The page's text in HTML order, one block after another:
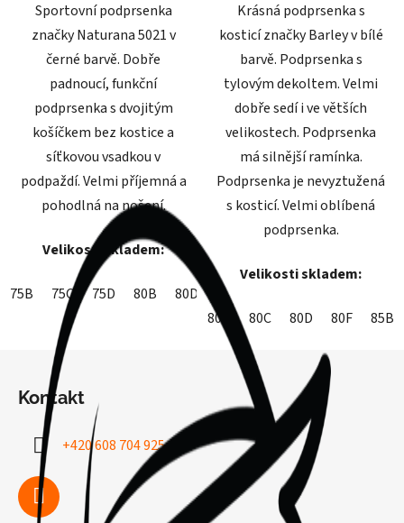
Sportovní podprsenka
značky Naturana 5021 v
černé barvě. Dobře
padnoucí, funkční
podprsenka s dvojitým
košíčkem bez kostice a
síťkovou vsadkou v
podpaždí. Velmi příjemná a
pohodlná na nošení.
Velikosti skladem:
75B 75C 75D 80B 80D 85B
Krásná podprsenka s
kosticí značky Barley v bílé
barvě. Podprsenka s
tylovým dekoltem. Velmi
dobře sedí i ve větších
velikostech. Podprsenka
má silnější ramínka.
Podprsenka je nevyztužená
s kosticí. Velmi oblíbená
podprsenka.
Velikosti skladem:
80B 80C 80D 80F 85B
Kontakt
+420 608 704 925